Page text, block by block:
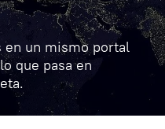
en un mismo portal
que pasa en